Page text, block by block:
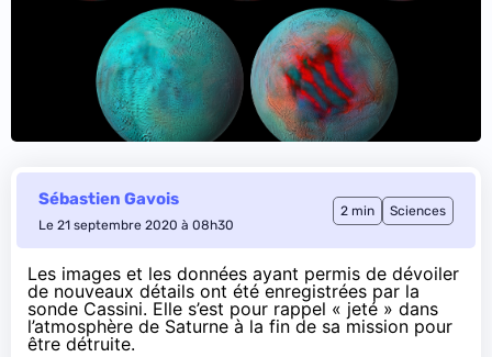
Sébastien Gavois
Le 21 septembre 2020 à 08h30
2 min Sciences
Les images et les données ayant permis de dévoiler
de nouveaux détails ont été enregistrées par la
sonde Cassini. Elle s’est pour rappel « jeté » dans
l’atmosphère de Saturne à la fin de sa mission pour
être détruite.